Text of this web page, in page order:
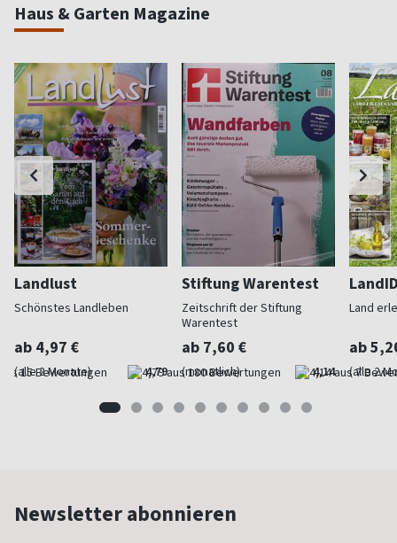
Haus & Garten Magazine
Landlust
Schönstes Landleben
ab 4,97 €
(alle 2 Monate) 4,79
Stiftung Warentest
Zeitschrift der Stiftung
Warentest
ab 7,60 €
(monatlich) 4,14
Land
ab
(alle 2
Newsletter abonnieren